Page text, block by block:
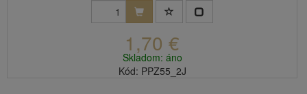
1,70 €
Skladom: áno
Kód: PPZ55_2J